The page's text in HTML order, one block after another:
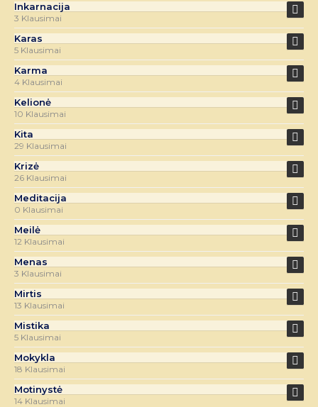
Inkarnacija
3 Klausimai
Karas
5 Klausimai
Karma
4 Klausimai
Kelionė
10 Klausimai
Kita
29 Klausimai
Krizė
26 Klausimai
Meditacija
0 Klausimai
Meilė
12 Klausimai
Menas
3 Klausimai
Mirtis
13 Klausimai
Mistika
5 Klausimai
Mokykla
18 Klausimai
Motinystė
14 Klausimai